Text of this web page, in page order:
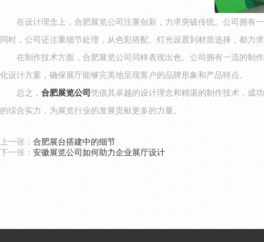
在设计理念上，合肥展览公司注重创新，力求突破传统。公司拥有
同时，公司还注重细节处理，从色彩搭配、灯光设置到材质选择，都力
在制作技术方面，合肥展览公司同样表现出色。公司拥有一流的制
化设计方案，确保展厅能够完美地呈现客户的品牌形象和产品特点。
总之， 合肥展览公司凭借其卓越的设计理念和精湛的制作技术，成
的综合实力，为展览行业的发展贡献更多的力量。
上一张： 合肥展台搭建中的细节
下一张： 安徽展览公司如何助力企业展厅设计